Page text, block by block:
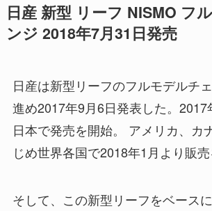
日産 新型 リーフ NISMO フ
ンジ 2018年7月31日発売
日産は新型リーフのフルモデルチ
進め2017年9月6日発表した。2017
日本で発売を開始。 アメリカ、カ
じめ世界各国で2018年1月より販売
そして、この新型リーフをベース